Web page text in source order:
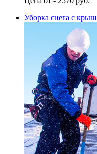
Уборка снега с крыш